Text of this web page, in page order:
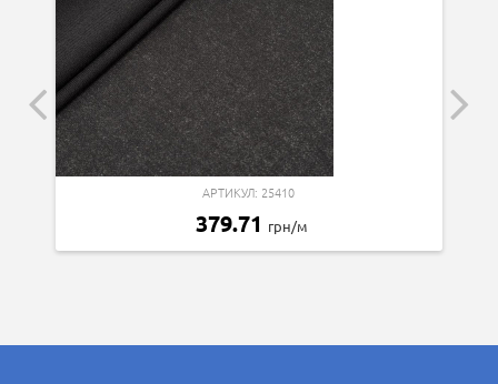
АРТИКУЛ: 25410
379.71 грн/м